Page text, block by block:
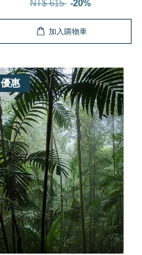
NT$ 615 -20%
加入購物車
優惠